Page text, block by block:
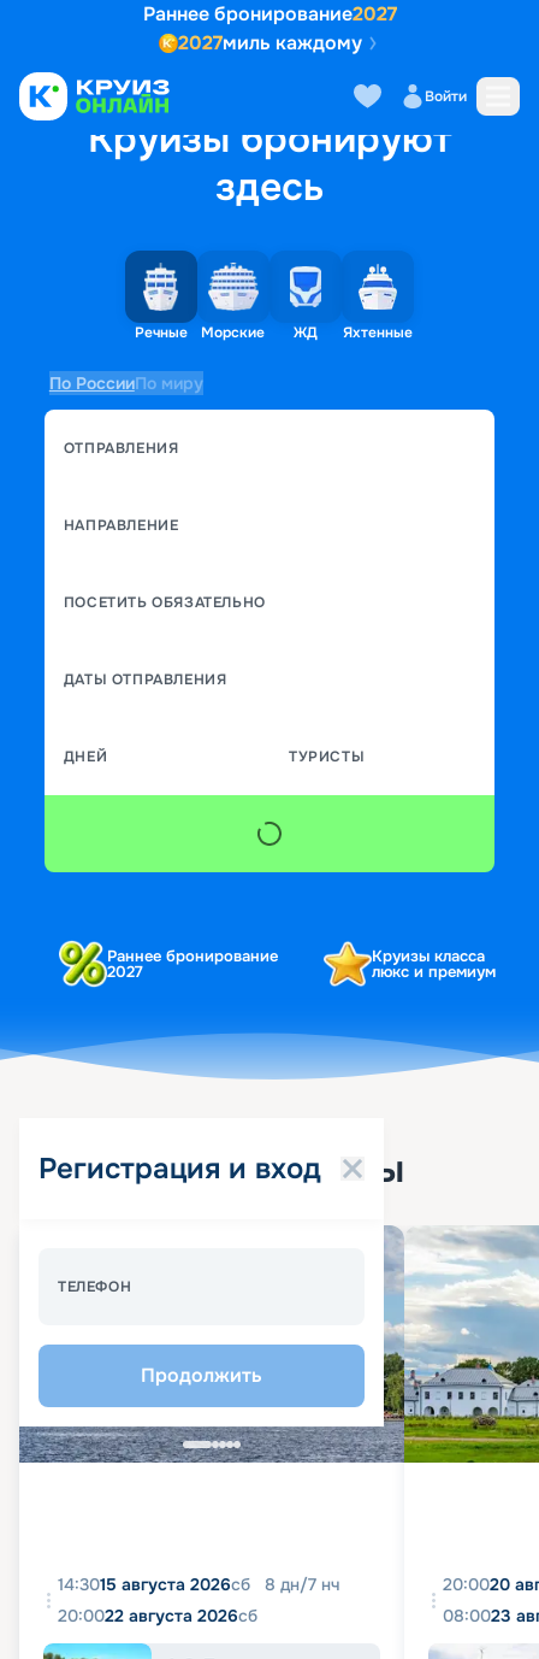
Раннее бронирование2027
2027миль каждому
Войти
Круизы бронируют
здесь
Речные Морские ЖД Яхтенные
По РоссииПо миру
ОТПРАВЛЕНИЯ
НАПРАВЛЕНИЕ
ПОСЕТИТЬ ОБЯЗАТЕЛЬНО
ДАТЫ ОТПРАВЛЕНИЯ
ДНЕЙ ТУРИСТЫ
Раннее бронирование
2027
Круизы класса
люкс и премиум
Регистрация и вход
ТЕЛЕФОН
Продолжить
Популярные круизы
14:3015 августа 2026сб 8 дн/7 нч
20:0022 августа 2026сб
20:0020
08:0023